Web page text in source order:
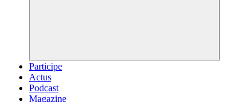
Participe
Actus
Podcast
Magazine